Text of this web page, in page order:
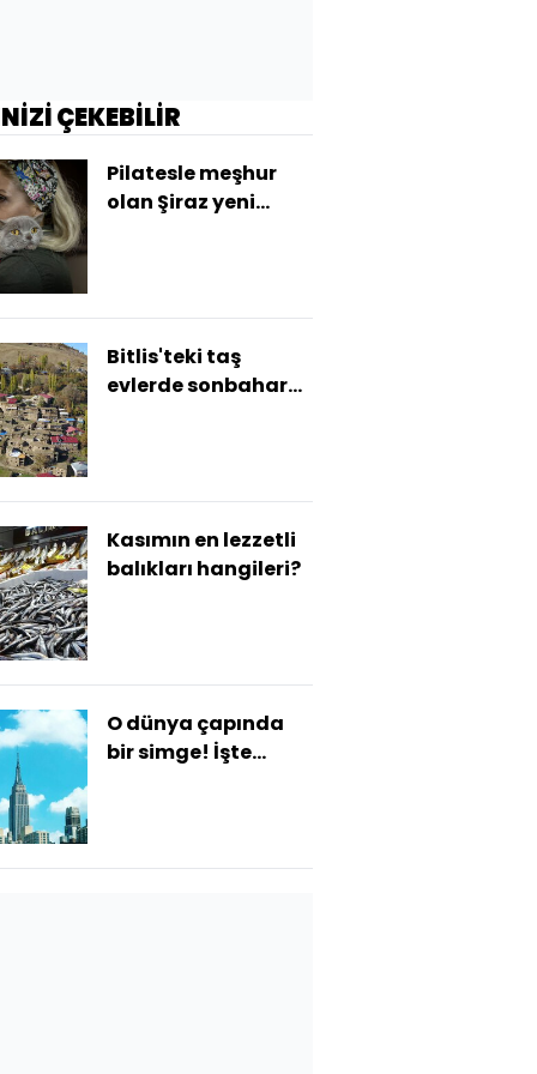
ÇEKEBİLİR
Pilatesle meşhur
olan Şiraz yeni
Bitlis'teki taş
evlerde sonbahar
Kasımın en lezzetli
balıkları hangileri?
O dünya çapında
bir simge! İşte